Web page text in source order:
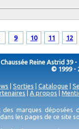
9 10 11 12
Reine Astrid 39 -
© 1999 -
Sorties Catalogue
A propos
marques déposées
les pages de ce site